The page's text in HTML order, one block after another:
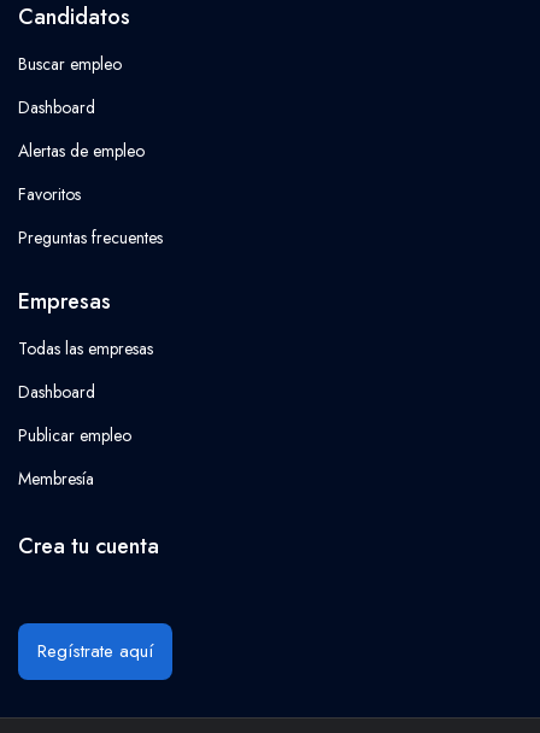
Candidatos
Buscar empleo
Dashboard
Alertas de empleo
Favoritos
Preguntas frecuentes
Empresas
Todas las empresas
Dashboard
Publicar empleo
Membresía
Crea tu cuenta
Regístrate aquí